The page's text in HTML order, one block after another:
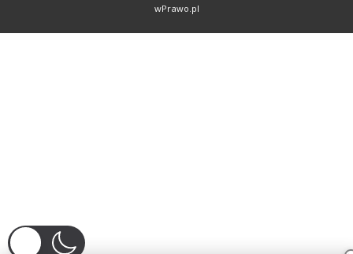
wPrawo.pl